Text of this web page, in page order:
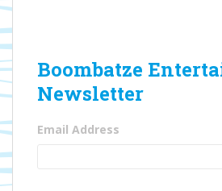
Boombatze
Newsletter
Email Address